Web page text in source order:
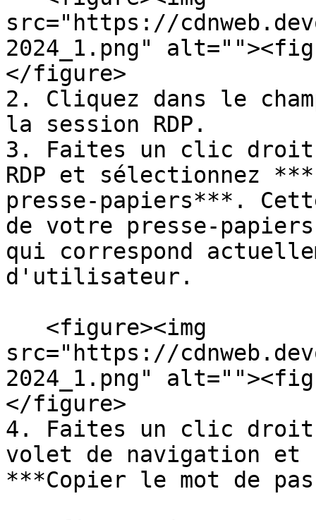
src="https://
2024_1.png"
</figure>
2. Cliquez dans le
la session RDP.
3. Faites un clic
RDP et sélectionnez
presse-papiers***.
de votre presse-
qui correspond
d'utilisateur.
src="https://
2024_1.png"
</figure>
4. Faites un clic droit
volet de navigation et
***Copier le mot de